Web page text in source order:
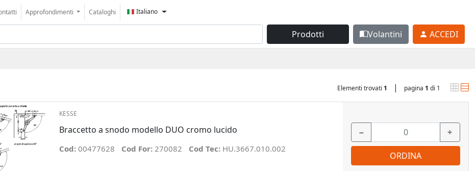
Approfondimenti Cataloghi Italiano
Prodotti Volantini ACCEDI
Elementi trovati 1 | pagina 1 di 1
KESSE
Braccetto a snodo modello DUO cromo lucido
Cod: 00477628 Cod For: 270082 Cod Tec: HU.3667.010.002
− +
ORDINA